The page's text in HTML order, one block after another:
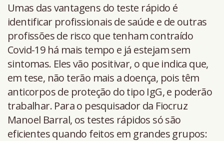
Umas das vantagens do teste rápido é
identificar profissionais de saúde e de outras
profissões de risco que tenham contraído
Covid-19 há mais tempo e já estejam sem
sintomas. Eles vão positivar, o que indica que,
em tese, não terão mais a doença, pois têm
anticorpos de proteção do tipo IgG, e poderão
trabalhar. Para o pesquisador da Fiocruz
Manoel Barral, os testes rápidos só são
eficientes quando feitos em grandes grupos: